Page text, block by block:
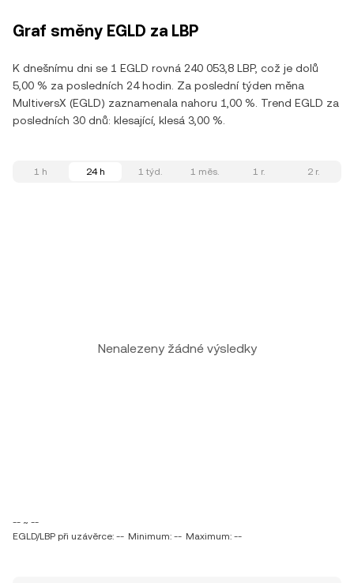
Graf směny EGLD za LBP
K dnešnímu dni se 1 EGLD rovná 240 053,8 LBP, což je dolů
5,00 % za posledních 24 hodin. Za poslední týden měna
MultiversX (EGLD) zaznamenala nahoru 1,00 %. Trend EGLD za
posledních 30 dnů: klesající, klesá 3,00 %.
1 h 24 h 1 týd. 1 měs. 1 r. 2 r.
Nenalezeny žádné výsledky
-- ~ --
EGLD/LBP při uzávěrce: -- Minimum: -- Maximum: --